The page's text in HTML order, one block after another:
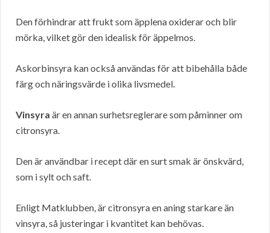
Den förhindrar att frukt som äpplena oxiderar och blir
mörka, vilket gör den idealisk för äppelmos.
Askorbinsyra kan också användas för att bibehålla både
färg och näringsvärde i olika livsmedel.
Vinsyra är en annan surhetsreglerare som påminner om
citronsyra.
Den är användbar i recept där en surt smak är önskvärd,
som i sylt och saft.
Enligt Matklubben, är citronsyra en aning starkare än
vinsyra, så justeringar i kvantitet kan behövas.